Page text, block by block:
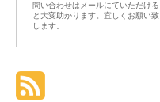
問い合わせはメールにていただける
と大変助かります。宜しくお願い致
します。